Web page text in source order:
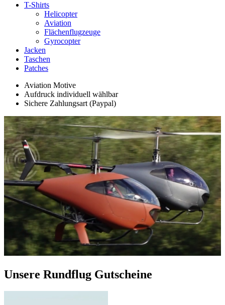
T-Shirts
Helicopter
Aviation
Flächenflugzeuge
Gyrocopter
Jacken
Taschen
Patches
Aviation Motive
Aufdruck individuell wählbar
Sichere Zahlungsart (Paypal)
Unsere Rundflug Gutscheine